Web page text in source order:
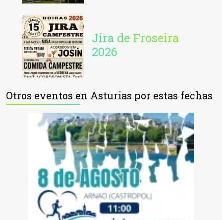
Jira de Froseira
2026
Otros eventos en Asturias por estas fechas